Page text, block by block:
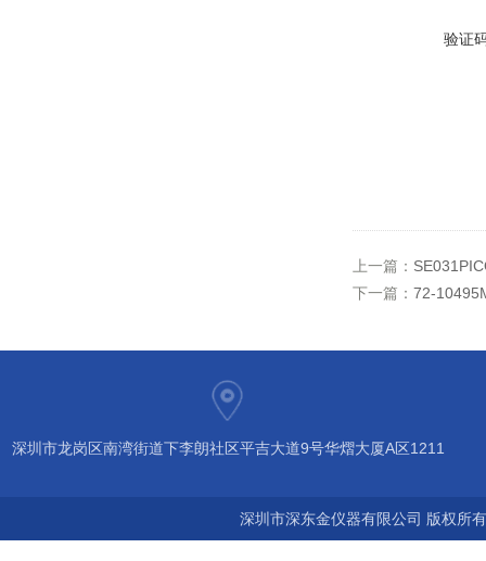
验证
上一篇：
下一篇： 72-
深圳市龙岗区南湾街道下李朗社区平吉大道9号华熠大厦A区1211
深圳市深东金仪器有限公司 版权所